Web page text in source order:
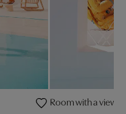
Room with a view